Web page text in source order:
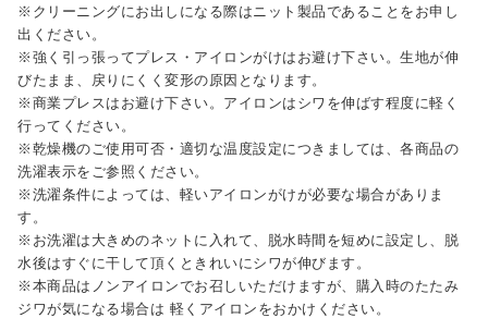
※クリーニングにお出しになる際はニット製品であることをお申し
出ください。
※強く引っ張ってプレス・アイロンがけはお避け下さい。生地が伸
びたまま、戻りにくく変形の原因となります。
※商業プレスはお避け下さい。アイロンはシワを伸ばす程度に軽く
行ってください。
※乾燥機のご使用可否・適切な温度設定につきましては、各商品の
洗濯表示をご参照ください。
※洗濯条件によっては、軽いアイロンがけが必要な場合がありま
す。
※お洗濯は大きめのネットに入れて、脱水時間を短めに設定し、脱
水後はすぐに干して頂くときれいにシワが伸びます。
※本商品はノンアイロンでお召しいただけますが、購入時のたたみ
ジワが気になる場合は 軽くアイロンをおかけください。